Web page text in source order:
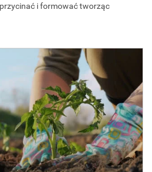
i formować tworząc